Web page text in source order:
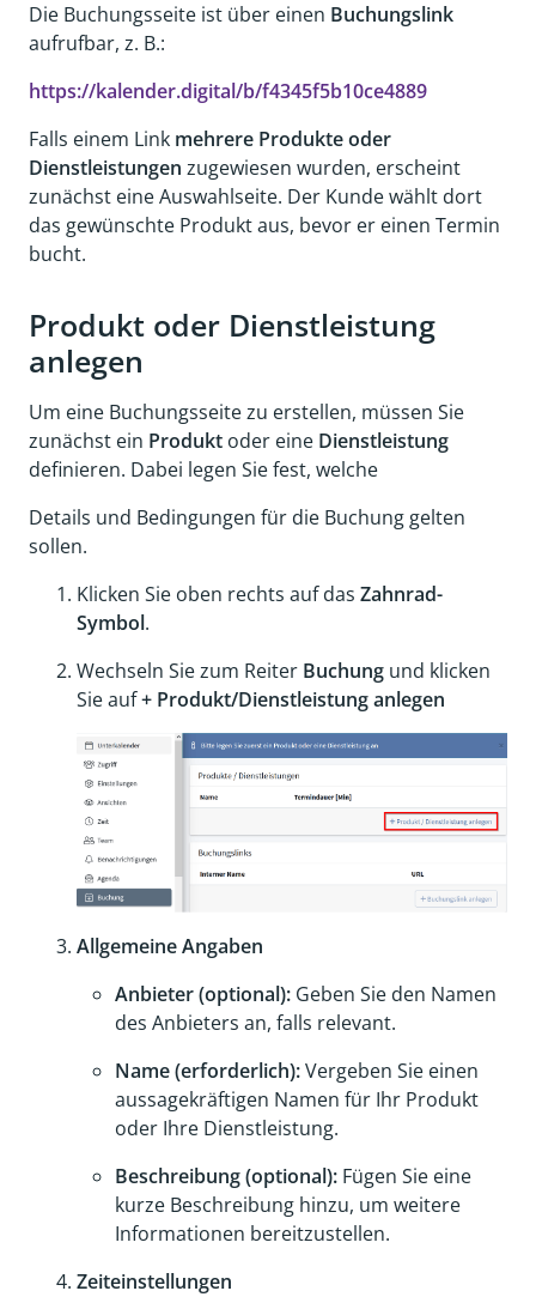
Die Buchungsseite ist über einen Buchungslink
aufrufbar, z. B.:
https://kalender.digital/b/f4345f5b10ce4889
Falls einem Link mehrere Produkte oder
Dienstleistungen zugewiesen wurden, erscheint
zunächst eine Auswahlseite. Der Kunde wählt dort
das gewünschte Produkt aus, bevor er einen Termin
bucht.
Produkt oder Dienstleistung
anlegen
Um eine Buchungsseite zu erstellen, müssen Sie
zunächst ein Produkt oder eine Dienstleistung
definieren. Dabei legen Sie fest, welche
Details und Bedingungen für die Buchung gelten
sollen.
Klicken Sie oben rechts auf das Zahnrad-
Symbol.
Wechseln Sie zum Reiter Buchung und klicken
Sie auf+ Produkt/Dienstleistung anlegen
Allgemeine Angaben
Anbieter (optional): Geben Sie den Namen
des Anbieters an, falls relevant.
Name (erforderlich):Vergeben Sie einen
aussagekräftigen Namen für Ihr Produkt
oder Ihre Dienstleistung.
Beschreibung (optional): Fügen Sie eine
kurze Beschreibung hinzu, um weitere
Informationen bereitzustellen.
Zeiteinstellungen